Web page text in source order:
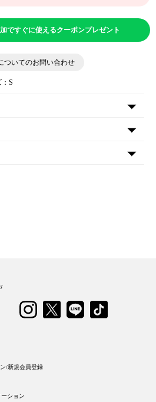
ですぐに使えるクーポンプレゼント
ついてのお問い合わせ
S
/新規会員登録
ション